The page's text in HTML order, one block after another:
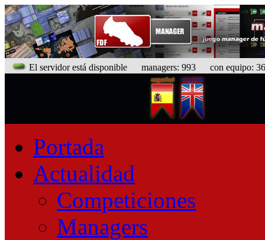
El servidor está disponible managers: 993 con equipo:
Portada
Actualidad
Competiciones
Managers